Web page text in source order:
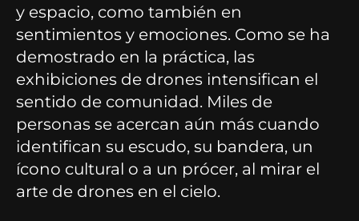
y espacio, como también en
sentimientos y emociones. Como se ha
demostrado en la práctica, las
exhibiciones de drones intensifican el
sentido de comunidad. Miles de
personas se acercan aún más cuando
identifican su escudo, su bandera, un
ícono cultural o a un prócer, al mirar el
arte de drones en el cielo.